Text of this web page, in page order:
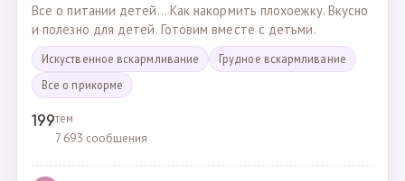
Все о питании детей... Как накормить плохоежку. Вкусно
и полезно для детей. Готовим вместе с детьми.
Искуственное вскармливание
Грудное вскармливание
Все о прикорме
199тем
7 693 сообщения